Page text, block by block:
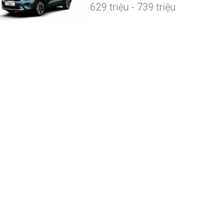
629 triệu - 739 triệu